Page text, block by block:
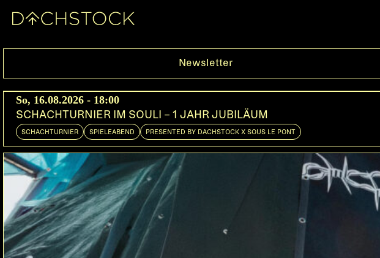
Newsletter
So, 16.08.2026 - 18:00
SCHACHTURNIER IM SOULI – 1 JAHR JUBILÄUM
SCHACHTURNIER SPIELEABEND PRESENTED BY DACHSTOCK X SOUS LE PONT